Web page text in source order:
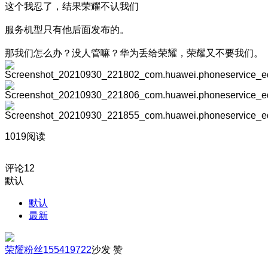
这个我忍了，结果荣耀不认我们
服务机型只有他后面发布的。
那我们怎么办？没人管嘛？华为丢给荣耀，荣耀又不要我们。
1019阅读
评论12
默认
默认
最新
荣耀粉丝155419722沙发 赞